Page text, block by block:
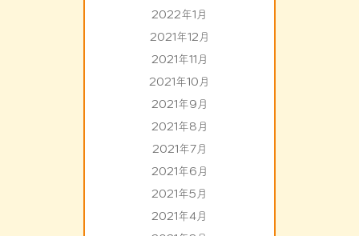
2022年1月
2021年12月
2021年11月
2021年10月
2021年9月
2021年8月
2021年7月
2021年6月
2021年5月
2021年4月